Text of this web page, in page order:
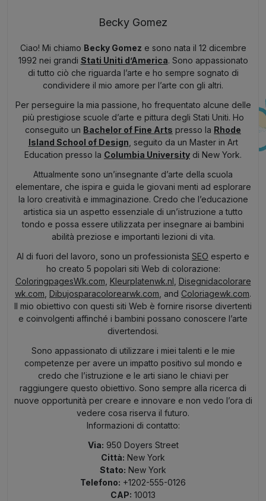
Becky Gomez
Ciao! Mi chiamo Becky Gomez e sono nata il 12 dicembre
1992 nei grandi Stati Uniti d’America. Sono appassionato
di tutto ciò che riguarda l’arte e ho sempre sognato di
condividere il mio amore per l’arte con gli altri.
Per perseguire la mia passione, ho frequentato alcune delle
più prestigiose scuole d’arte e pittura degli Stati Uniti. Ho
conseguito un Bachelor of Fine Arts presso la Rhode
Island School of Design , seguito da un Master in Art
Education presso la Columbia University di New York.
Attualmente sono un’insegnante d’arte della scuola
elementare, che ispira e guida le giovani menti ad esplorare
la loro creatività e immaginazione. Credo che l’educazione
artistica sia un aspetto essenziale di un’istruzione a tutto
tondo e possa essere utilizzata per insegnare ai bambini
abilità preziose e importanti lezioni di vita.
Al di fuori del lavoro, sono un professionista SEO esperto e
ho creato 5 popolari siti Web di colorazione:
ColoringpagesWk.com Kleurplatenwk.nl Disegnidacolorare
wk.com Dibujosparacolorearwk.com , and Coloriagewk.com.
Il mio obiettivo con questi siti Web è fornire risorse divertenti
e coinvolgenti affinché i bambini possano conoscere l’arte
divertendosi.
Sono appassionato di utilizzare i miei talenti e le mie
competenze per avere un impatto positivo sul mondo e
credo che l’istruzione e le arti siano le chiavi per
raggiungere questo obiettivo. Sono sempre alla ricerca di
nuove opportunità per creare e innovare e non vedo l’ora di
vedere cosa riserva il futuro.
Informazioni di contatto:
Via: 950 Doyers Street
Città: New York
Stato: New York
Telefono: +1202-555-0126
CAP: 10013